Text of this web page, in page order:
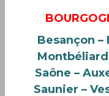
Besançon –
Montbéliard
Saône –
Saunier –